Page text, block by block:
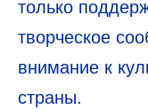
только
творческое
внимание к
страны.